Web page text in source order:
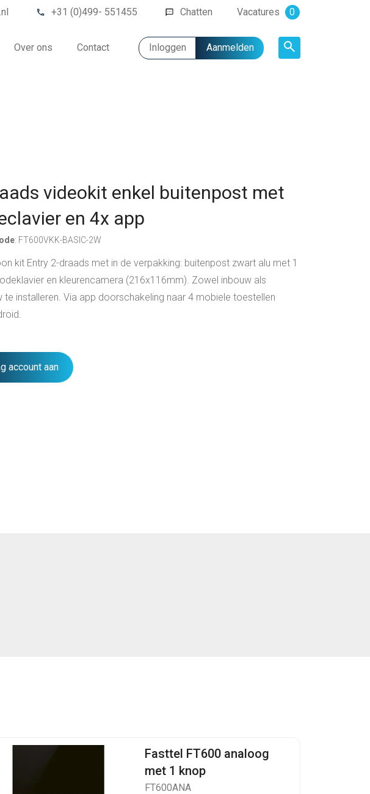
+31 (0)499- 551455 Chatten Vacatures 0
Over ons Contact Inloggen Aanmelden
videokit enkel buitenpost met
en 4x app
: FT600VKK-BASIC-2W
kit Entry 2-draads met in de verpakking: buitenpost zwart alu met 1
en kleurencamera (216x116mm). Zowel inbouw als
te installeren. Via app doorschakeling naar 4 mobiele toestellen
account aan
Fasttel FT600 analoog
met 1 knop
FT600ANA